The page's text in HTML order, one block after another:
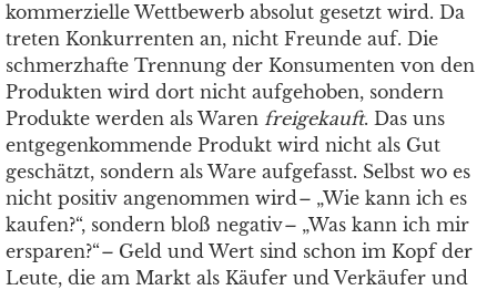
kommerzielle Wettbewerb absolut gesetzt wird. Da
treten Konkurrenten an, nicht Freunde auf. Die
schmerzhafte Trennung der Konsumenten von den
Produkten wird dort nicht aufgehoben, sondern
Produkte werden als Waren freigekauft. Das uns
entgegenkommende Produkt wird nicht als Gut
geschätzt, sondern als Ware aufgefasst. Selbst wo es
nicht positiv angenommen wird– „Wie kann ich es
kaufen?“, sondern bloß negativ– „Was kann ich mir
ersparen?“– Geld und Wert sind schon im Kopf der
Leute, die am Markt als Käufer und Verkäufer und